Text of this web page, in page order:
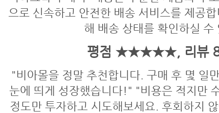
으로 신속하고 안전한 배송 서비스를 제공
해 배송 상태를 확인하실 수
평점 ★★★★★, 리뷰
"비아몰을 정말 추천합니다. 구매 후 몇 일
눈에 띄게 성장했습니다!" "비용은 적지만
정도만 투자하고 시도해보세요. 후회하지